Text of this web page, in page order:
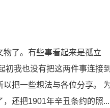
了。有些事看起来是孤立
初我也没有把这两件事连接到
把一些想法与各位分享。
还把1901年辛丑条约的照...